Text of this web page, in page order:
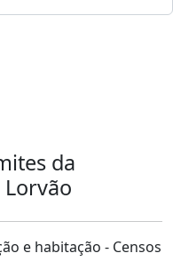
da
Lorvão
e habitação - Censos